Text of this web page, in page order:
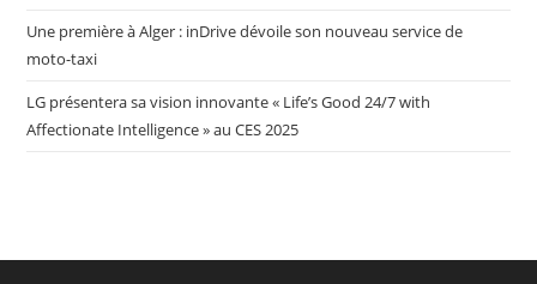
Une première à Alger : inDrive dévoile son nouveau service de
moto-taxi
LG présentera sa vision innovante « Life’s Good 24/7 with
Affectionate Intelligence » au CES 2025